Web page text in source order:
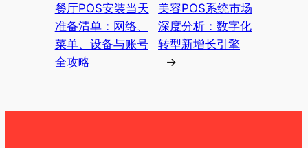
餐厅POS安装当天
准备清单：网络、
菜单、设备与账号
全攻略
美容POS系统市场
深度分析：数字化
转型新增长引擎
→